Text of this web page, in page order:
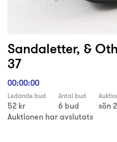
Sandaletter, &
37
00:00:00
Ledande bud
52 kr
Antal bud
6 bud
sön
Auktionen har avslutats